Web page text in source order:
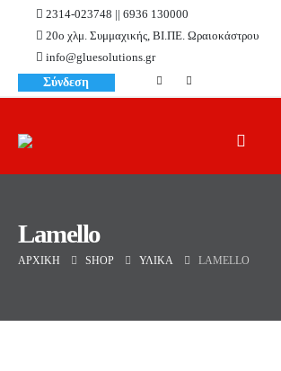
2314-023748 || 6936 130000
20ο χλμ. Συμμαχικής, ΒΙ.ΠΕ. Ωραιοκάστρου
info@gluesolutions.gr
Σύνδεση
Lamello
ΑΡΧΙΚΉ SHOP ΥΛΙΚΆ LAMELLO